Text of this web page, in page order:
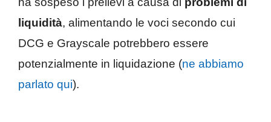
liquidità, alimentando le voci secondo cui
DCG e Grayscale potrebbero essere
potenzialmente in liquidazione (ne abbiamo
parlato qui).